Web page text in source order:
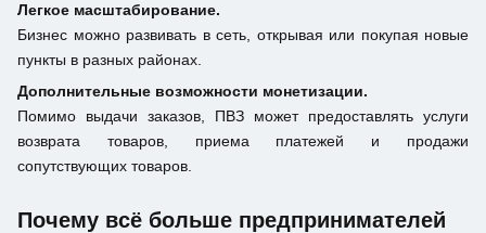
Легкое масштабирование.
Бизнес можно развивать в сеть, открывая или покупая новые
пункты в разных районах.
Дополнительные возможности монетизации.
Помимо выдачи заказов, ПВЗ может предоставлять услуги
возврата товаров, приема платежей и продажи
сопутствующих товаров.
Почему всё больше предпринимателей